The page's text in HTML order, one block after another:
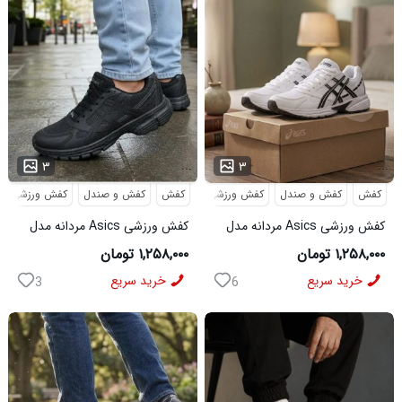
۳ ...
کفش کفش و صندل کفش ورزشی
کفش ورزشی Asics مردانه مدل
Arian مشکی
۱,۲۵۸,۰۰۰ تومان
خرید سریع 3
۳ ...
کفش کفش و صندل کفش ورزشی
کفش ورزشی Asics مردانه مدل
Arian سفید
۱,۲۵۸,۰۰۰ تومان
خرید سریع 6